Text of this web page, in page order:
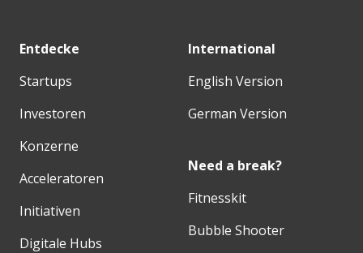
Entdecke
Startups
Investoren
Konzerne
Acceleratoren
Initiativen
Digitale Hubs
International
English Version
German Version
Need a break?
Fitnesskit
Bubble Shooter